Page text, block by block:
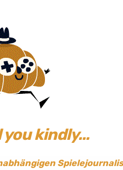
you kindly…